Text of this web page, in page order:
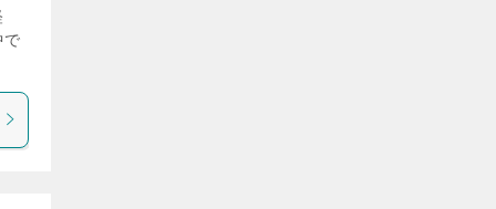
で